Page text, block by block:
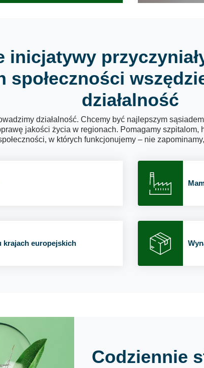
inicjatywy
społeczności
działalność
działalność. Chcemy być najlepszym
jakości życia w regionach. Pomagamy
w których funkcjonujemy – nie
krajach europejskich
Codziennie